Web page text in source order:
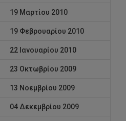
Εξετάσεων/Μοριοδοτήσεων για
19 Μαρτίου 2010
19 Φεβρουαρίου 2010
22 Ιανουαρίου 2010
23 Οκτωβρίου 2009
13 Νοεμβρίου 2009
04 Δεκεμβρίου 2009